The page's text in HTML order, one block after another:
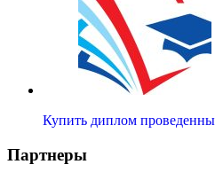
Купить диплом
Партнеры